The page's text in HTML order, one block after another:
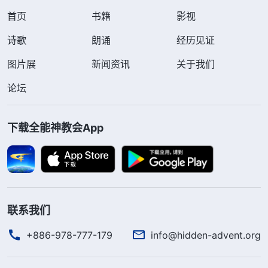
首页 书籍
影视
诗歌
朗诵
经历见证
图片展
新闻资讯
关于我们
论坛
下载全能神教会App
联系我们
+886-978-777-179 info@hidden-advent.org